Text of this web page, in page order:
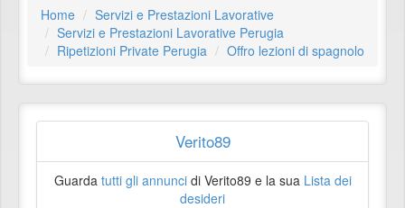
Home
Servizi e Prestazioni Lavorative
Servizi e Prestazioni Lavorative Perugia
Ripetizioni Private Perugia
Offro lezioni di spagnolo
Verito89
Guarda tutti gli annuncidi Verito89 e la sua Lista dei
desideri